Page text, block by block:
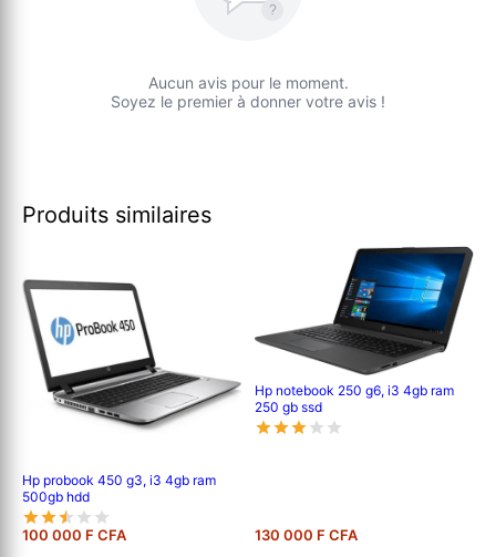
?
Aucun avis pour le moment.
Soyez le premier à donner votre avis !
Produits similaires
Hp probook 450 g3, i3 4gb ram
500gb hdd
100 000 F CFA
Hp notebook 250 g6, i3 4gb ram
250 gb ssd
130 000 F CFA